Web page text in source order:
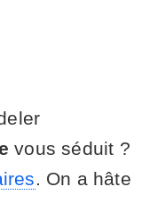
vous séduit ?
. On a hâte